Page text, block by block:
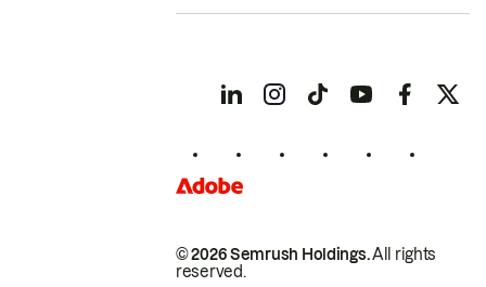
© 2026 Semrush Holdings.All rights
reserved.